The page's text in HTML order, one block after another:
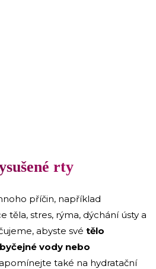
rty
příčin, například
těla, stres, rýma, dýchání ústy a
abyste své tělo
vody nebo
také na hydratační